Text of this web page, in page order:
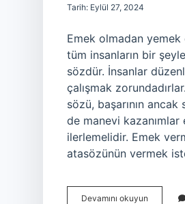
Tarih: Eylül 27, 2024
Emek olmadan yemek
tüm insanların bir
sözdür. İnsanlar
çalışmak
sözü, başarının
de manevi
ilerlemelidir. Emek
atasözünün vermek
Devamını okuyun